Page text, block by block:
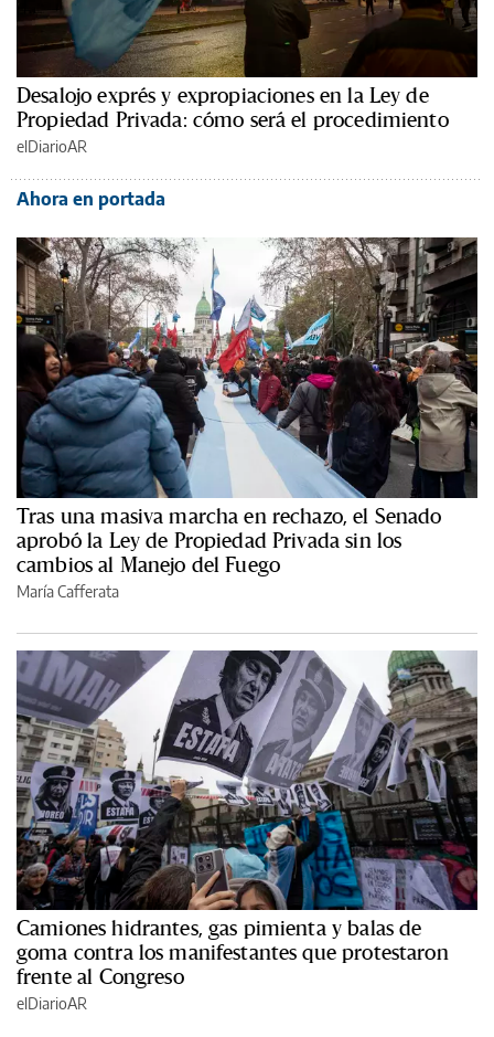
Desalojo exprés y expropiaciones en la Ley de
Propiedad Privada: cómo será el procedimiento
elDiarioAR
Ahora en portada
Tras una masiva marcha en rechazo, el Senado
aprobó la Ley de Propiedad Privada sin los
cambios al Manejo del Fuego
María Cafferata
Camiones hidrantes, gas pimienta y balas de
goma contra los manifestantes que protestaron
frente al Congreso
elDiarioAR